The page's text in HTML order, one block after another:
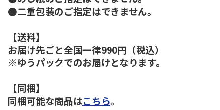
●二重包装のご指定はできません。
【送料】
お届け先ごと全国一律990円（税込）
※ゆうパックでのお届けとなります。
【同梱】
同梱可能な商品はこちら。